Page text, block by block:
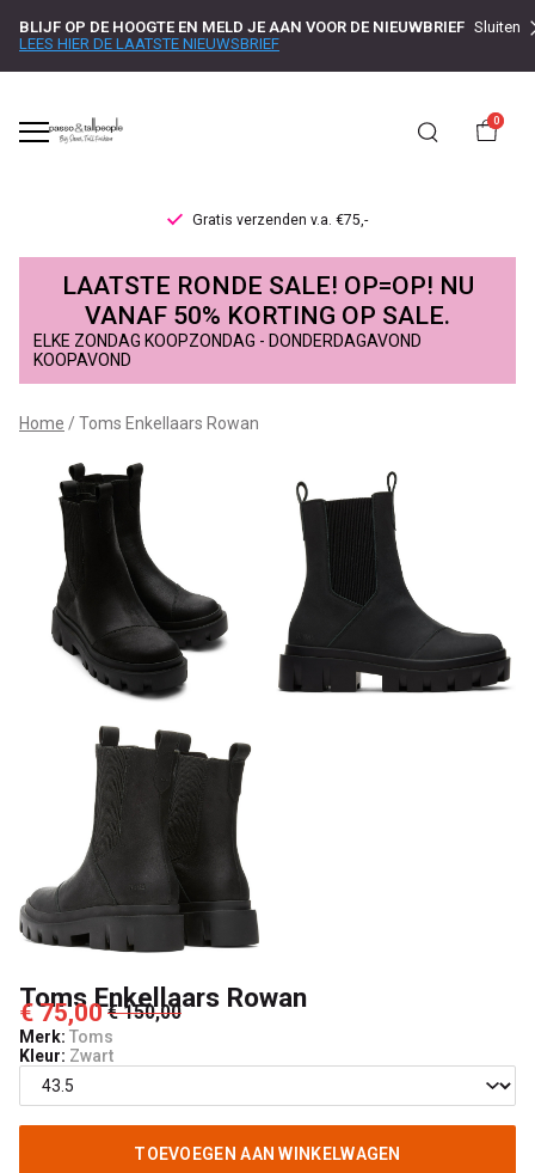
BLIJF OP DE HOOGTE EN MELD JE AAN VOOR DE NIEUWBRIEF
LEES HIER DE LAATSTE NIEUWSBRIEF
Sluiten
0
Gratis verzenden v.a. €75,-
Toms
Enkellaars
Rowan
Passo
LAATSTE RONDE SALE! OP=OP! NU
VANAF 50% KORTING OP SALE.
ELKE ZONDAG KOOPZONDAG - DONDERDAGAVOND
KOOPAVOND
Home Toms Enkellaars Rowan
Toms Enkellaars Rowan
€ 75,00 € 150,00
Merk: Toms
Kleur: Zwart
TOEVOEGEN AAN WINKELWAGEN